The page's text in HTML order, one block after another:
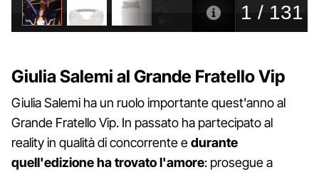
Giulia Salemi al Grande Fratello Vip
Giulia Salemi ha un ruolo importante quest'anno al
Grande Fratello Vip. In passato ha partecipato al
reality in qualità di concorrente edurante
quell'edizione ha trovato l'amore: prosegue a